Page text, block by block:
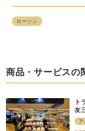
ローソン
商品・サービスの
ト
友
店ア